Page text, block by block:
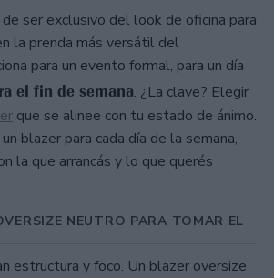
ser exclusivo del look de oficina para
la prenda más versátil del
para un evento formal, para un día
el fin de semana. ¿La clave? Elegir
que se alinee con tu estado de ánimo.
blazer para cada día de la semana,
la que arrancás y lo que querés
NEUTRO PARA TOMAR EL
estructura y foco. Un blazer oversize